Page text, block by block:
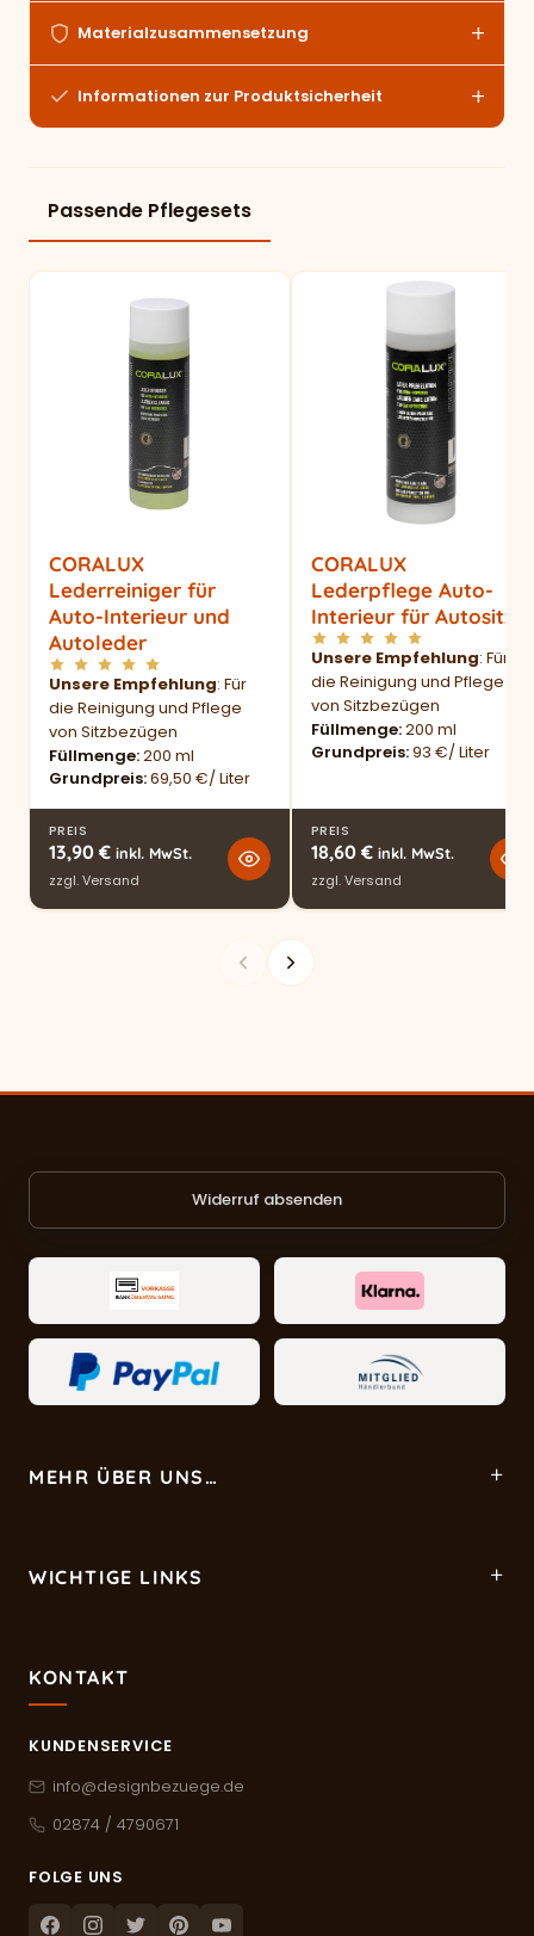
Materialzusammensetzung
Informationen zur Produktsicherheit
Passende Pflegesets
CORALUX
Lederreiniger für
Auto-Interieur und
Autoleder
Unsere Empfehlung: Für
die Reinigung und Pflege
von Sitzbezügen
Füllmenge 200 ml
Grundpreis 69,50 €/ Liter
PREIS
13,90 € inkl. MwSt.
zzgl.Versand
CORALUX
Lederpflege Auto-
Interieur für Autositze
Unsere Empfehlung: Für
die Reinigung und Pflege
von Sitzbezügen
Füllmenge 200 ml
Grundpreis 93 €/ Liter
PREIS
18,60 € inkl. MwSt.
zzgl.Versand
Widerruf absenden
MEHR ÜBER UNS…
WICHTIGE LINKS
KONTAKT
KUNDENSERVICE
info@designbezuege.de
02874 / 4790671
FOLGE UNS